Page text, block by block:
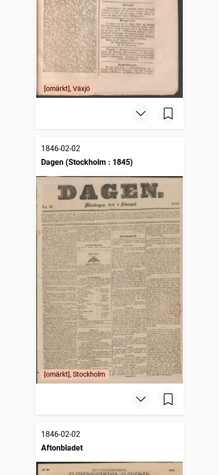
[omärkt], Växjö
1846-02-02
Dagen (Stockholm : 1845)
[omärkt], Stockholm
1846-02-02
Aftonbladet